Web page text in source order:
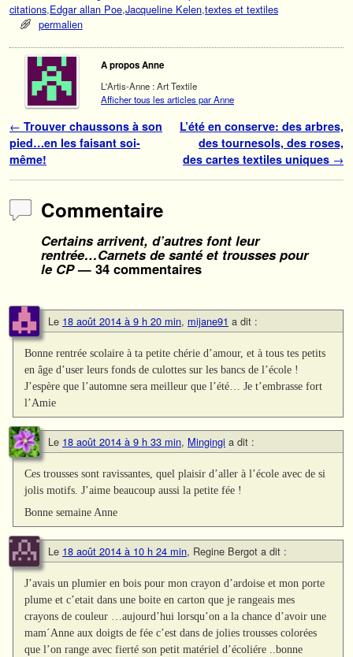
citations,Edgar allan Poe,Jacqueline Kelen,textes et textiles
permalien
A propos Anne
L'Artis-Anne : Art Textile
Afficher tous les articles par Anne
Navigation des articles
← Trouver chaussons à son
pied…en les faisant soi-
même!
L’été en conserve: des arbres,
des tournesols, des roses,
des cartes textiles uniques →
Commentaire
Certains arrivent, d’autres font leur
rentrée…Carnets de santé et trousses pour
le CP— 34 commentaires
Le 18 août 2014 à 9 h 20 min, mijane91 a dit :
Bonne rentrée scolaire à ta petite chérie d’amour, et à tous tes petits
en âge d’user leurs fonds de culottes sur les bancs de l’école !
J’espère que l’automne sera meilleur que l’été… Je t’embrasse fort
l’Amie
Le 18 août 2014 à 9 h 33 min, Mingingi a dit :
Ces trousses sont ravissantes, quel plaisir d’aller à l’école avec de si
jolis motifs. J’aime beaucoup aussi la petite fée !
Bonne semaine Anne
Le 18 août 2014 à 10 h 24 min, Regine Bergot a dit :
J’avais un plumier en bois pour mon crayon d’ardoise et mon porte
plume et c’etait dans une boite en carton que je rangeais mes
crayons de couleur …aujourd’hui lorsqu’on a la chance d’avoir une
mam´Anne aux doigts de fée c’est dans de jolies trousses colorées
que l’on range avec fierté son petit matériel d’écoliére ..bonne